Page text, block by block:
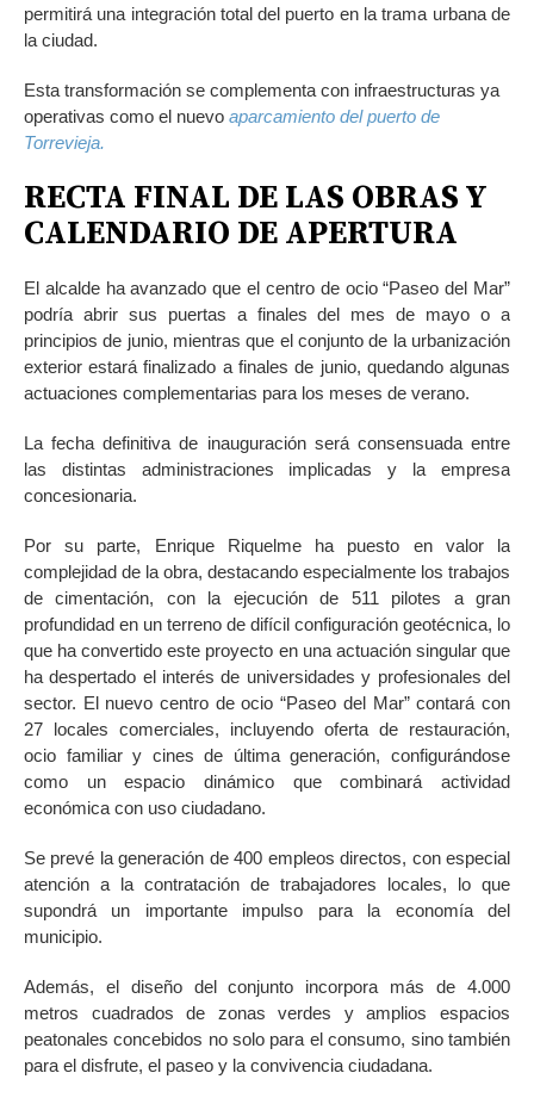
permitirá una integración total del puerto en la trama urbana de
la ciudad.
Esta transformación se complementa con infraestructuras ya
operativas como el nuevo aparcamiento del puerto de
Torrevieja.
RECTA FINAL DE LAS OBRAS Y
CALENDARIO DE APERTURA
El alcalde ha avanzado que el centro de ocio “Paseo del Mar”
podría abrir sus puertas a finales del mes de mayo o a
principios de junio, mientras que el conjunto de la urbanización
exterior estará finalizado a finales de junio, quedando algunas
actuaciones complementarias para los meses de verano.
La fecha definitiva de inauguración será consensuada entre
las distintas administraciones implicadas y la empresa
concesionaria.
Por su parte, Enrique Riquelme ha puesto en valor la
complejidad de la obra, destacando especialmente los trabajos
de cimentación, con la ejecución de 511 pilotes a gran
profundidad en un terreno de difícil configuración geotécnica, lo
que ha convertido este proyecto en una actuación singular que
ha despertado el interés de universidades y profesionales del
sector. El nuevo centro de ocio “Paseo del Mar” contará con
27 locales comerciales, incluyendo oferta de restauración,
ocio familiar y cines de última generación, configurándose
como un espacio dinámico que combinará actividad
económica con uso ciudadano.
Se prevé la generación de 400 empleos directos, con especial
atención a la contratación de trabajadores locales, lo que
supondrá un importante impulso para la economía del
municipio.
Además, el diseño del conjunto incorpora más de 4.000
metros cuadrados de zonas verdes y amplios espacios
peatonales concebidos no solo para el consumo, sino también
para el disfrute, el paseo y la convivencia ciudadana.